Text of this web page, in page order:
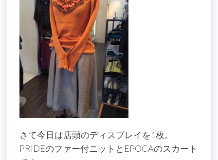
さて今日は店頭のディスプレイを1枚。
PRIDEのファー付ニットとEPOCAのスカート